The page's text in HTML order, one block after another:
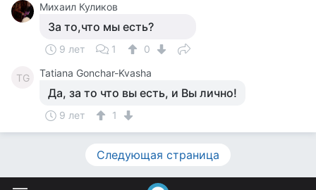
Михаил Куликов
За то,что мы есть?
9 лет 1 0
TG Tatiana Gonchar-Kvasha
Да, за то что вы есть, и Вы лично!
9 лет 1
Следующая страница